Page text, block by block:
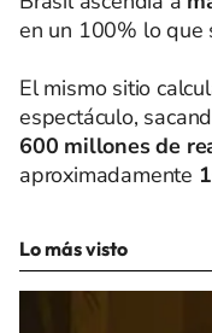
en un 100% lo que
El mismo sitio
espectáculo,
600 millones de
aproximadamente
Lo más visto